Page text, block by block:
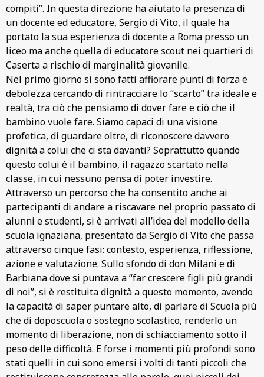
compiti”. In questa direzione ha aiutato la presenza di
un docente ed educatore, Sergio di Vito, il quale ha
portato la sua esperienza di docente a Roma presso un
liceo ma anche quella di educatore scout nei quartieri di
Caserta a rischio di marginalità giovanile.
Nel primo giorno si sono fatti affiorare punti di forza e
debolezza cercando di rintracciare lo “scarto” tra ideale e
realtà, tra ciò che pensiamo di dover fare e ciò che il
bambino vuole fare. Siamo capaci di una visione
profetica, di guardare oltre, di riconoscere davvero
dignità a colui che ci sta davanti? Soprattutto quando
questo colui è il bambino, il ragazzo scartato nella
classe, in cui nessuno pensa di poter investire.
Attraverso un percorso che ha consentito anche ai
partecipanti di andare a riscavare nel proprio passato di
alunni e studenti, si è arrivati all’idea del modello della
scuola ignaziana, presentato da Sergio di Vito che passa
attraverso cinque fasi: contesto, esperienza, riflessione,
azione e valutazione. Sullo sfondo di don Milani e di
Barbiana dove si puntava a “far crescere figli più grandi
di noi”, si è restituita dignità a questo momento, avendo
la capacità di saper puntare alto, di parlare di Scuola più
che di doposcuola o sostegno scolastico, renderlo un
momento di liberazione, non di schiacciamento sotto il
peso delle difficoltà. E forse i momenti più profondi sono
stati quelli in cui sono emersi i volti di tanti piccoli che